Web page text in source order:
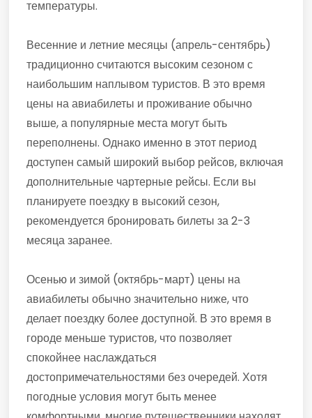
температуры.
Весенние и летние месяцы (апрель-сентябрь)
традиционно считаются высоким сезоном с
наибольшим наплывом туристов. В это время
цены на авиабилеты и проживание обычно
выше, а популярные места могут быть
переполнены. Однако именно в этот период
доступен самый широкий выбор рейсов, включая
дополнительные чартерные рейсы. Если вы
планируете поездку в высокий сезон,
рекомендуется бронировать билеты за 2-3
месяца заранее.
Осенью и зимой (октябрь-март) цены на
авиабилеты обычно значительно ниже, что
делает поездку более доступной. В это время в
городе меньше туристов, что позволяет
спокойнее наслаждаться
достопримечательностями без очередей. Хотя
погодные условия могут быть менее